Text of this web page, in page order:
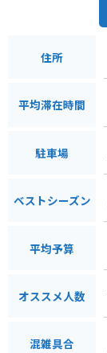
住所
平均滞在時間
駐車場
ベストシーズン
平均予算
オススメ人数
混雑具合